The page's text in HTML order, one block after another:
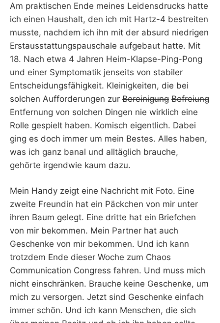
Am praktischen Ende meines Leidensdrucks hatte
ich einen Haushalt, den ich mit Hartz-4 bestreiten
musste, nachdem ich ihn mit der absurd niedrigen
Erstausstattungspauschale aufgebaut hatte. Mit
18. Nach etwa 4 Jahren Heim-Klapse-Ping-Pong
und einer Symptomatik jenseits von stabiler
Entscheidungsfähigkeit. Kleinigkeiten, die bei
solchen Aufforderungen zur Bereinigung Befreiung
Entfernung von solchen Dingen nie wirklich eine
Rolle gespielt haben. Komisch eigentlich. Dabei
ging es doch immer um mein Bestes. Alles haben,
was ich ganz banal und alltäglich brauche,
gehörte irgendwie kaum dazu.
Mein Handy zeigt eine Nachricht mit Foto. Eine
zweite Freundin hat ein Päckchen von mir unter
ihren Baum gelegt. Eine dritte hat ein Briefchen
von mir bekommen. Mein Partner hat auch
Geschenke von mir bekommen. Und ich kann
trotzdem Ende dieser Woche zum Chaos
Communication Congress fahren. Und muss mich
nicht einschränken. Brauche keine Geschenke, um
mich zu versorgen. Jetzt sind Geschenke einfach
immer schön. Und ich kann Menschen, die sich